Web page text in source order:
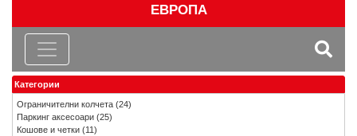
ЕВРОПА
Категории
Ограничителни колчета (24)
Паркинг аксесоари (25)
Кошове и четки (11)